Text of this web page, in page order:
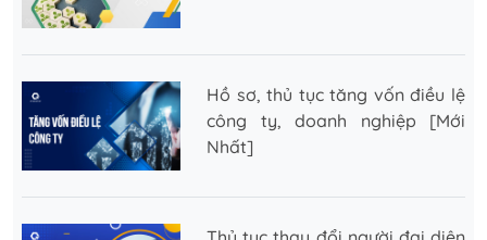
Hồ sơ, thủ tục tăng vốn điều lệ
công ty, doanh nghiệp [Mới
Nhất]